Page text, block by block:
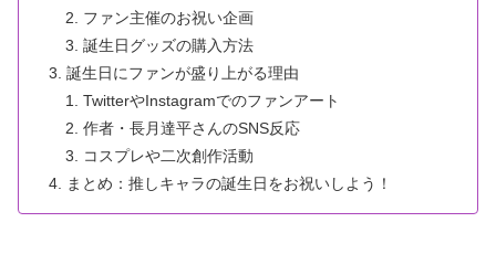
ファン主催のお祝い企画
誕生日グッズの購入方法
誕生日にファンが盛り上がる理由
TwitterやInstagramでのファンアート
作者・長月達平さんのSNS反応
コスプレや二次創作活動
まとめ：推しキャラの誕生日をお祝いしよう！